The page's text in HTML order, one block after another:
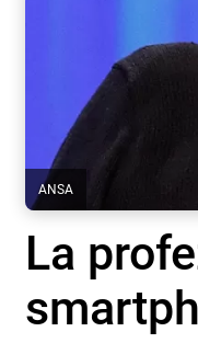
ANSA
La